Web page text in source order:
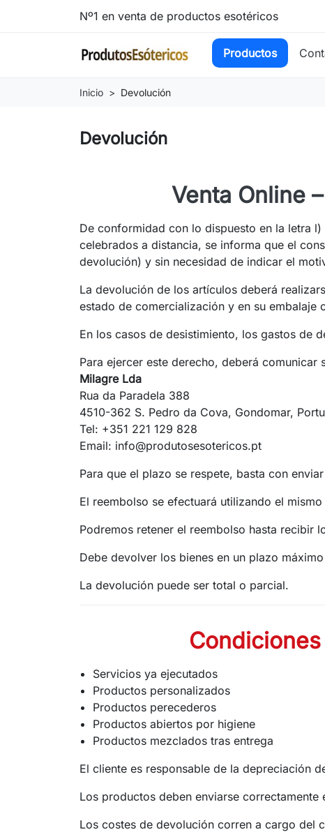
Nº1 en venta de productos esotéricos
Productos
Inicio Devolución
Devolución
Venta Online
De conformidad con lo dispuesto en la letra
celebrados a distancia, se informa que el
devolución) y sin necesidad de indicar el
La devolución de los artículos deberá
estado de comercialización y en su embalaje
En los casos de desistimiento, los gastos de
Para ejercer este derecho, deberá
Milagre Lda
Rua da Paradela 388
4510-362 S. Pedro da Cova, Gondomar,
Tel: +351 221 129 828
Email: info@produtosesotericos.pt
Para que el plazo se respete, basta con
El reembolso se efectuará utilizando el
Podremos retener el reembolso hasta recibir
Debe devolver los bienes en un plazo
La devolución puede ser total o parcial.
Servicios ya ejecutados
Productos personalizados
Productos perecederos
Productos abiertos por higiene
Productos mezclados tras entrega
El cliente es responsable de la depreciación
Los productos deben enviarse correctamente
Los costes de devolución corren a cargo del